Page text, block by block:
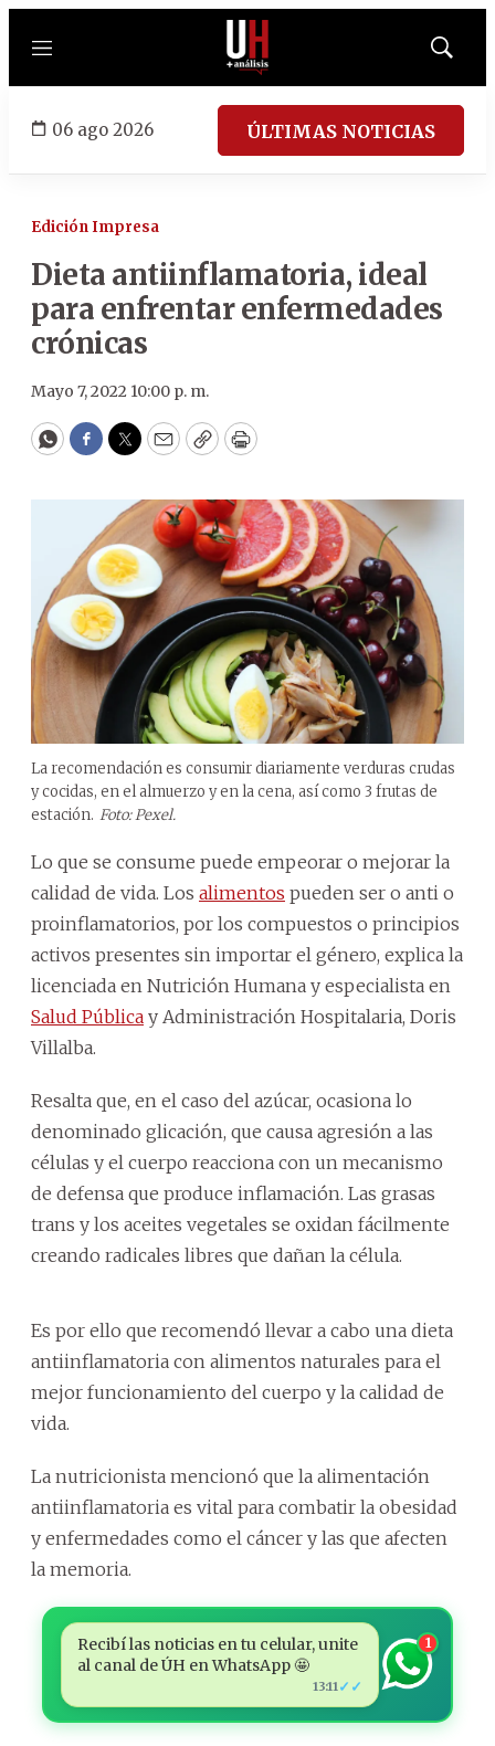
Menú
Mostrar
06 ago 2026 ÚLTIMAS NOTICIAS
Edición Impresa
Dieta antiinflamatoria, ideal
para enfrentar enfermedades
crónicas
Mayo 7, 2022 10:00 p. m.
WhatsApp
Facebook
Twitter
EmailCopyPrint
La recomendación es consumir diariamente verduras crudas
y cocidas, en el almuerzo y en la cena, así como 3 frutas de
estación. Foto: Pexel.
Lo que se consume puede empeorar o mejorar la
calidad de vida. Los alimentos pueden ser o anti o
proinflamatorios, por los compuestos o principios
activos presentes sin importar el género, explica la
licenciada en Nutrición Humana y especialista en
Salud Pública y Administración Hospitalaria, Doris
Villalba.
Resalta que, en el caso del azúcar, ocasiona lo
denominado glicación, que causa agresión a las
células y el cuerpo reacciona con un mecanismo
de defensa que produce inflamación. Las grasas
trans y los aceites vegetales se oxidan fácilmente
creando radicales libres que dañan la célula.
Es por ello que recomendó llevar a cabo una dieta
antiinflamatoria con alimentos naturales para el
mejor funcionamiento del cuerpo y la calidad de
vida.
La nutricionista mencionó que la alimentación
antiinflamatoria es vital para combatir la obesidad
y enfermedades como el cáncer y las que afecten
la memoria.
Recibí las noticias en tu celular, unite
al canal de ÚH en WhatsApp 🤩
13:11 ✓✓
1